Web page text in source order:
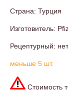
Страна: Турция
Изготовитель:
Рецептурный: нет
меньше 5 шт.
Стоимость